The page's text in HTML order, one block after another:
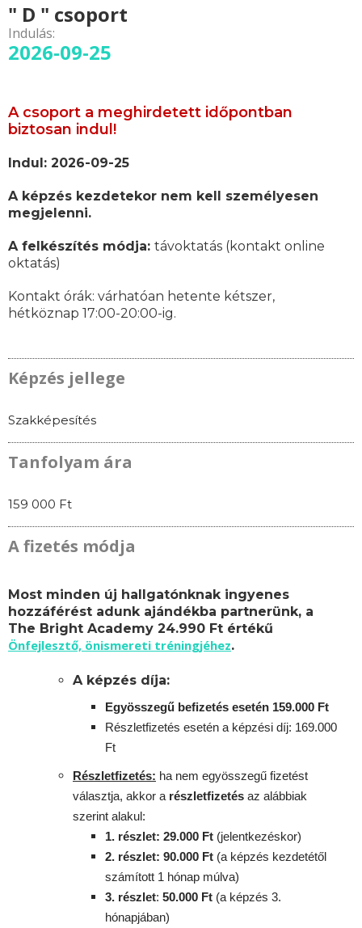
" D " csoport
Indulás:
2026-09-25
A csoport a meghirdetett időpontban
biztosan indul!
Indul: 2026-09-25
A képzés kezdetekor nem kell személyesen
megjelenni.
A felkészítés módja: távoktatás (kontakt online
oktatás)
Kontakt órák: várhatóan hetente kétszer,
hétköznap 17:00-20:00-ig.
Képzés jellege
Szakképesítés
Tanfolyam ára
159 000 Ft
A fizetés módja
Most minden új hallgatónknak ingyenes
hozzáférést adunk ajándékba partnerünk, a
The Bright Academy 24.990 Ft értékű
Önfejlesztő, önismereti tréningjéhez.
A képzés díja:
Egyösszegű befizetés esetén 159.000 Ft
Részletfizetés esetén a képzési díj: 169.000
Ft
Részletfizetés: ha nem egyösszegű fizetést
választja, akkor a részletfizetés az alábbiak
szerint alakul:
1. részlet: 29.000 Ft (jelentkezéskor)
2. részlet: 90.000 Ft (a képzés kezdetétől
számított 1 hónap múlva)
3. részlet: 50.000 Ft (a képzés 3.
hónapjában)